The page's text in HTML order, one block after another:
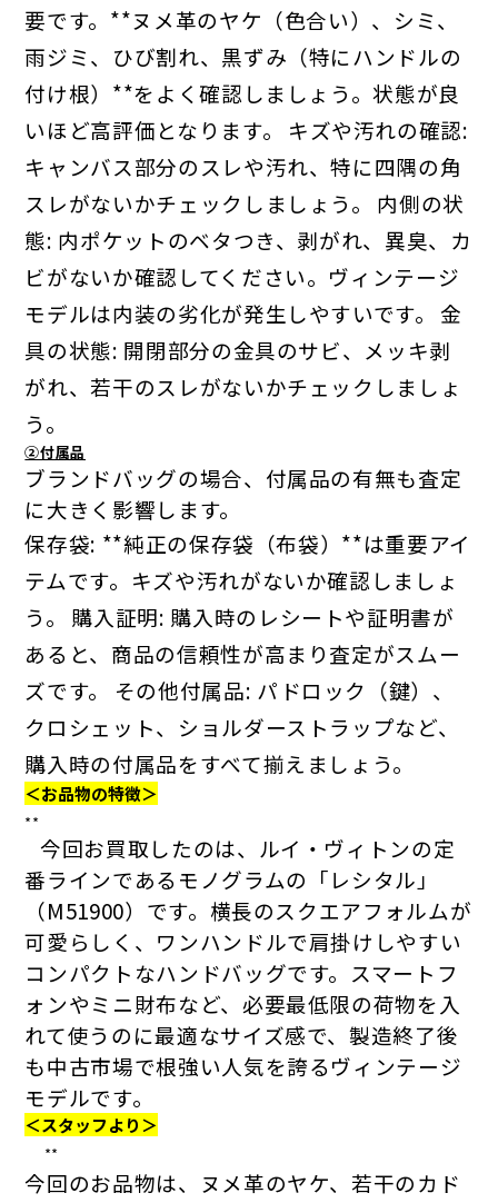
要です。**ヌメ革のヤケ（色合い）、シミ、
雨ジミ、ひび割れ、黒ずみ（特にハンドルの
付け根）**をよく確認しましょう。状態が良
いほど高評価となります。
キズや汚れの確認:
キャンバス部分のスレや汚れ、特に四隅の角
スレがないかチェックしましょう。
内側の状
態: 内ポケットのベタつき、剥がれ、異臭、カ
ビがないか確認してください。ヴィンテージ
モデルは内装の劣化が発生しやすいです。
金
具の状態: 開閉部分の金具のサビ、メッキ剥
がれ、若干のスレがないかチェックしましょ
う。
②付属品
ブランドバッグの場合、付属品の有無も査定
に大きく影響します。
保存袋: **純正の保存袋（布袋）**は重要アイ
テムです。キズや汚れがないか確認しましょ
う。
購入証明: 購入時のレシートや証明書が
あると、商品の信頼性が高まり査定がスムー
ズです。
その他付属品: パドロック（鍵）、
クロシェット、ショルダーストラップなど、
購入時の付属品をすべて揃えましょう。
＜お品物の特徴＞
**
今回お買取したのは、ルイ・ヴィトンの定
番ラインであるモノグラムの「レシタル」
（M51900）です。横長のスクエアフォルムが
可愛らしく、ワンハンドルで肩掛けしやすい
コンパクトなハンドバッグです。スマートフ
ォンやミニ財布など、必要最低限の荷物を入
れて使うのに最適なサイズ感で、製造終了後
も中古市場で根強い人気を誇るヴィンテージ
モデルです。
＜スタッフより＞
**
今回のお品物は、ヌメ革のヤケ、若干のカド